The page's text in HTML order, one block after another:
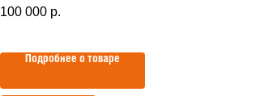
100 000 р.
Подробнее о товаре